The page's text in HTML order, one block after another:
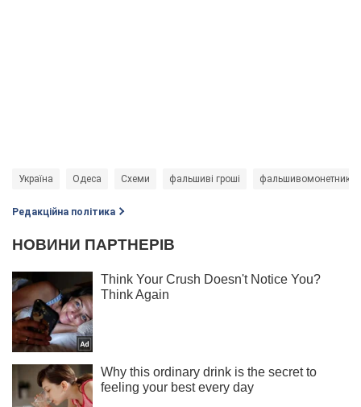
Україна Одеса Схеми фальшиві гроші фальшивомонетники
Редакційна політика